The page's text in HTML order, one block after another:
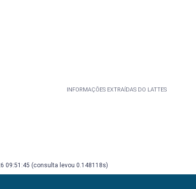
INFORMAÇÕES EXTRAÍDAS DO LATTES
09:51:45 (consulta levou 0.148118s)